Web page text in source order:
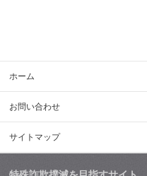
ホーム
お問い合わせ
サイトマップ